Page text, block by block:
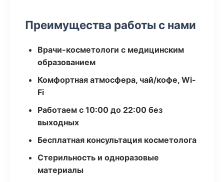
Преимущества работы с нами
Врачи-косметологи с медицинским
образованием
Комфортная атмосфера, чай/кофе, Wi-
Fi
Работаем с 10:00 до 22:00 без
выходных
Бесплатная консультация косметолога
Стерильность и одноразовые
материалы